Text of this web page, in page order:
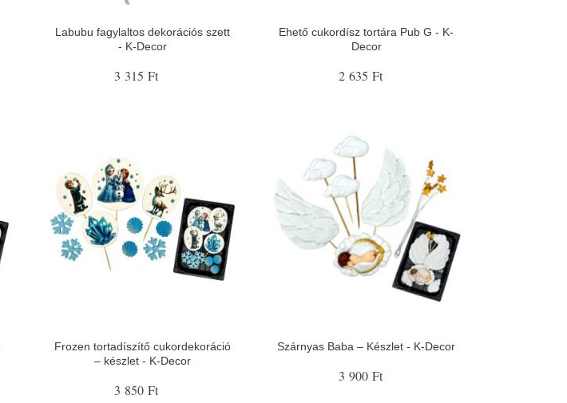
Labubu fagylaltos dekorációs szett
- K-Decor
3 315 Ft
Ehető cukordísz tortára Pub G - K-
Decor
2 635 Ft
Frozen tortadíszítő cukordekoráció
– készlet - K-Decor
3 850 Ft
Szárnyas Baba – Készlet - K-Decor
3 900 Ft